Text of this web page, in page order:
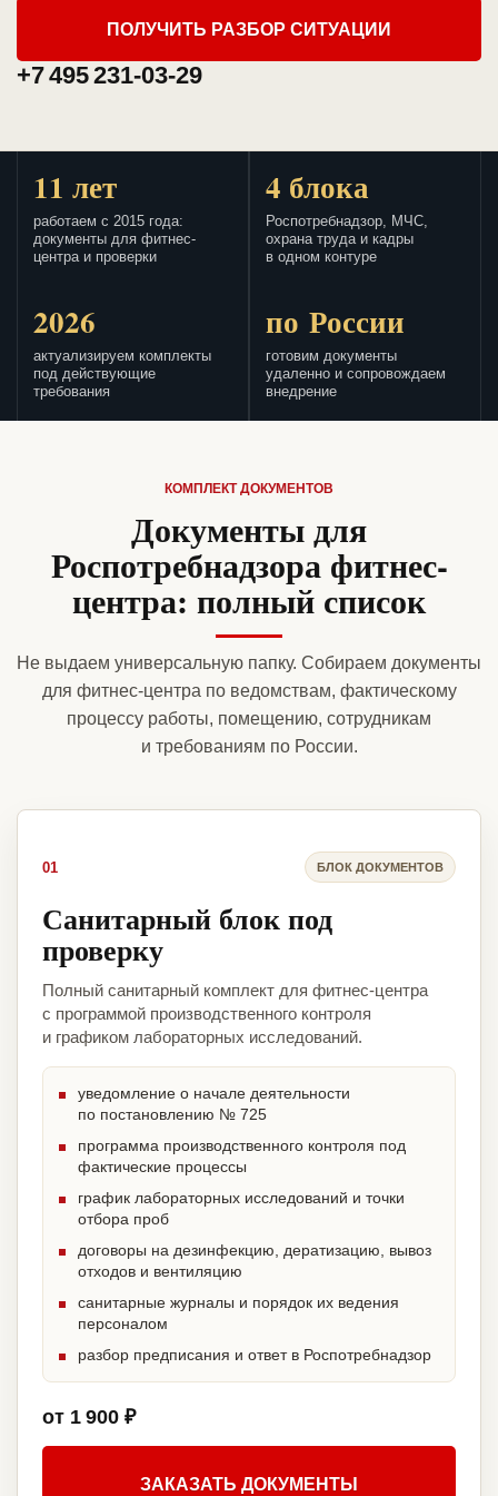
ПОЛУЧИТЬ РАЗБОР СИТУАЦИИ
+7 495 231-03-29
11 лет
работаем с 2015 года:
документы для фитнес-
центра и проверки
4 блока
Роспотребнадзор, МЧС,
охрана труда и кадры
в одном контуре
2026
актуализируем комплекты
под действующие
требования
по России
готовим документы
удаленно и сопровождаем
внедрение
КОМПЛЕКТ ДОКУМЕНТОВ
Документы для
Роспотребнадзора фитнес-
центра: полный список
Не выдаем универсальную папку. Собираем документы
для фитнес-центра по ведомствам, фактическому
процессу работы, помещению, сотрудникам
и требованиям по России.
01 БЛОК ДОКУМЕНТОВ
Санитарный блок под
проверку
Полный санитарный комплект для фитнес-центра
с программой производственного контроля
и графиком лабораторных исследований.
уведомление о начале деятельности
по постановлению № 725
программа производственного контроля под
фактические процессы
график лабораторных исследований и точки
отбора проб
договоры на дезинфекцию, дератизацию, вывоз
отходов и вентиляцию
санитарные журналы и порядок их ведения
персоналом
разбор предписания и ответ в Роспотребнадзор
от 1 900 ₽
ЗАКАЗАТЬ ДОКУМЕНТЫ